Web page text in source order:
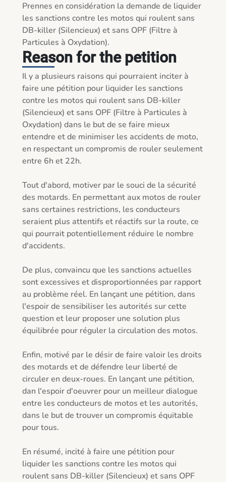
Prennes en considération la demande de liquider
les sanctions contre les motos qui roulent sans
DB-killer (Silencieux) et sans OPF (Filtre à
Particules à Oxydation).
Reason for the petition
Il y a plusieurs raisons qui pourraient inciter à
faire une pétition pour liquider les sanctions
contre les motos qui roulent sans DB-killer
(Silencieux) et sans OPF (Filtre à Particules à
Oxydation) dans le but de se faire mieux
entendre et de minimiser les accidents de moto,
en respectant un compromis de rouler seulement
entre 6h et 22h.
Tout d'abord, motiver par le souci de la sécurité
des motards. En permettant aux motos de rouler
sans certaines restrictions, les conducteurs
seraient plus attentifs et réactifs sur la route, ce
qui pourrait potentiellement réduire le nombre
d'accidents.
De plus, convaincu que les sanctions actuelles
sont excessives et disproportionnées par rapport
au problème réel. En lançant une pétition, dans
l'espoir de sensibiliser les autorités sur cette
question et leur proposer une solution plus
équilibrée pour réguler la circulation des motos.
Enfin, motivé par le désir de faire valoir les droits
des motards et de défendre leur liberté de
circuler en deux-roues. En lançant une pétition,
dan l'espoir d'oeuvrer pour un meilleur dialogue
entre les conducteurs de motos et les autorités,
dans le but de trouver un compromis équitable
pour tous.
En résumé, incité à faire une pétition pour
liquider les sanctions contre les motos qui
roulent sans DB-killer (Silencieux) et sans OPF